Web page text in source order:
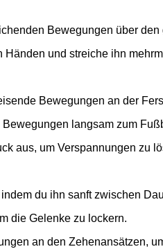
Bewegungen über
Händen und streiche ihn
Bewegungen an der
langsam zum
aus, um Verspannungen zu
du ihn sanft zwischen
die Gelenke zu lockern.
an den Zehenansätzen,